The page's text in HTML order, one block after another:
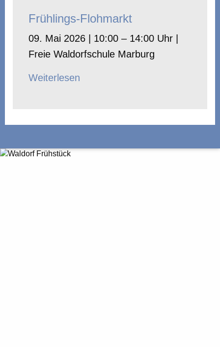
Frühlings-Flohmarkt
09. Mai 2026 | 10:00 – 14:00 Uhr |
Freie Waldorfschule Marburg
Weiterlesen